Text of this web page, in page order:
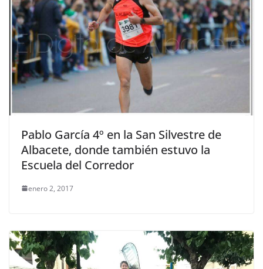
Pablo García 4º en la San Silvestre de
Albacete, donde también estuvo la
Escuela del Corredor
enero 2, 2017